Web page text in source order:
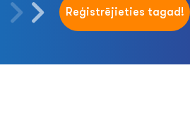
Reģistrējieties tagad!